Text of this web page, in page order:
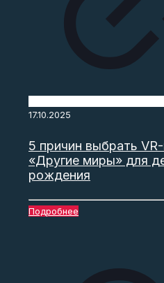
17.10.2025
5 причин выбрать
«Другие миры» для
рождения
Подробнее